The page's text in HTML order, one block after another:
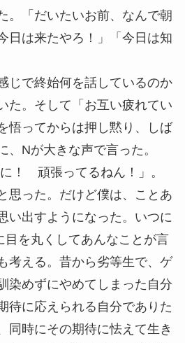
。「だいたいお前、なんで朝
日は来たやろ！」「今日は知
じで終始何を話しているのか
た。そして「お互い疲れてい
悟ってからは押し黙り、しば
、Nが大きな声で言った。
！ 頑張ってるねん！」。
思った。だけど僕は、ことあ
い出すようになった。いつに
目を丸くしてあんなことが言
考える。昔から劣等生で、ゲ
染めずにやめてしまった自分
待に応えられる自分でありた
同時にその期待に怯えて生き